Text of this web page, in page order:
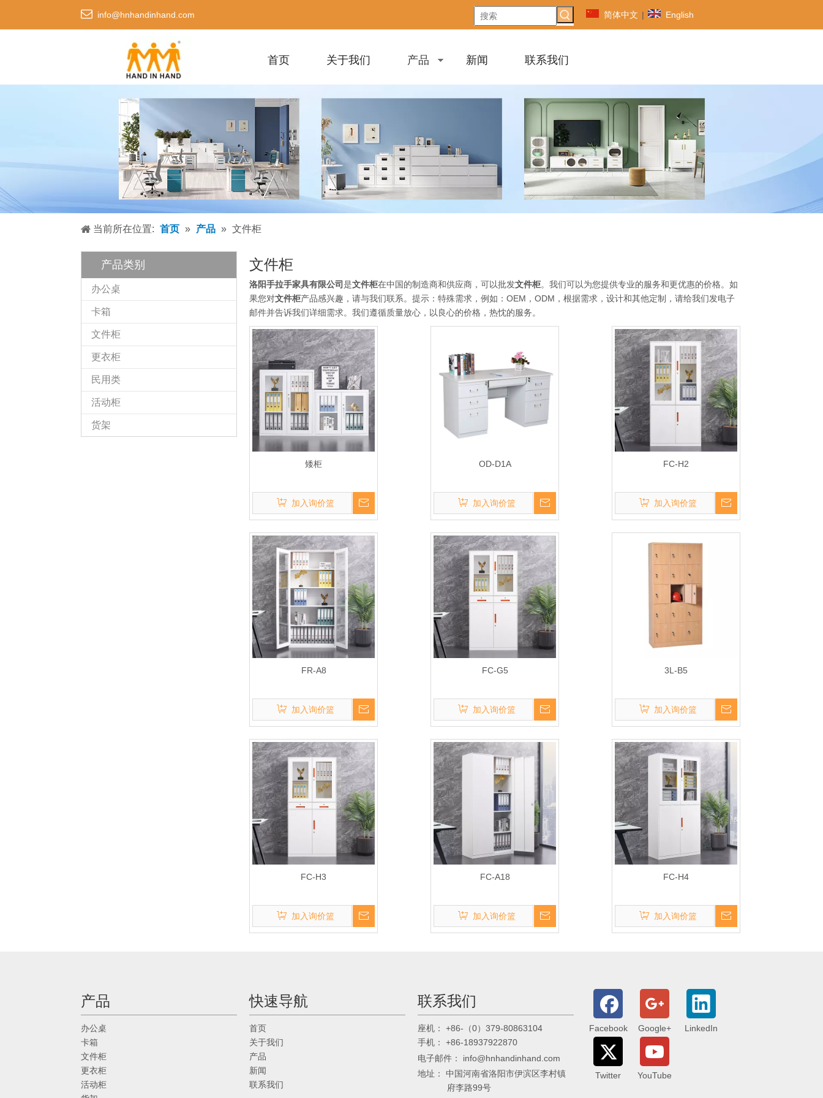
 info@hnhandinhand.com 简体中文 | English
首页 关于我们 产品 新闻 联系我们
当前所在位置: 首页 » 产品 » 文件柜
产品类别
办公桌
卡箱
文件柜
更衣柜
民用类
活动柜
货架
文件柜
洛阳手拉手家具有限公司是文件柜在中国的制造商和供应商，可以批发文件柜。我们可以为您提供专业的服务和更优惠的价格。如
果您对文件柜产品感兴趣，请与我们联系。提示：特殊需求，例如：OEM，ODM，根据需求，设计和其他定制，请给我们发电子
邮件并告诉我们详细需求。我们遵循质量放心，以良心的价格，热忱的服务。
矮柜
加入询价篮
OD-D1A
加入询价篮
FC-H2
加入询价篮
FR-A8
加入询价篮
FC-G5
加入询价篮
3L-B5
加入询价篮
FC-H3
加入询价篮
FC-A18
加入询价篮
FC-H4
加入询价篮
产品
办公桌
卡箱
文件柜
更衣柜
活动柜
快速导航
首页
关于我们
产品
新闻
联系我们
联系我们
座机 ： +86-（0）379-80863104
手机 ： +86-18937922870
电子邮件： info@hnhandinhand.com
地址： 中国河南省洛阳市伊滨区李村镇
府李路99号
Facebook Google+ LinkedIn
Twitter YouTube